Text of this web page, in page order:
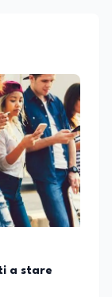
la
scientifica,
nuove
di una
e
si occupa di
focus sui
ricerca e
chiara,
passioni
che
a stare